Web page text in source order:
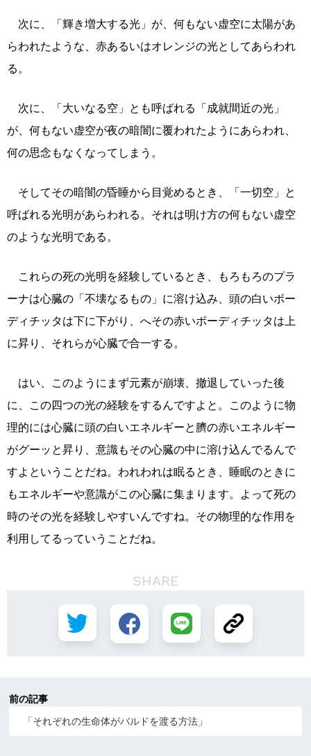
次に、「輝き増大する光」が、何もない虚空に太陽があ
らわれたような、赤あるいはオレンジの光としてあらわれ
る。
次に、「大いなる空」とも呼ばれる「成就間近の光」
が、何もない虚空が夜の暗闇に覆われたようにあらわれ、
何の思念もなくなってしまう。
そしてその暗闇の昏睡から目覚めるとき、「一切空」と
呼ばれる光明があらわれる。それは明け方の何もない虚空
のような光明である。
これらの死の光明を経験しているとき、もろもろのプラ
ーナは心臓の「不壊なるもの」に溶け込み、頭の白いボー
ディチッタは下に下がり、へその赤いボーディチッタは上
に昇り、それらが心臓で合一する。
はい、このようにまず元素が崩壊、撤退していった後
に、この四つの光の経験をするんですよと。このように物
理的には心臓に頭の白いエネルギーと臍の赤いエネルギー
がグーッと昇り、意識もその心臓の中に溶け込んでるんで
すよということだね。われわれは眠るとき、睡眠のときに
もエネルギーや意識がこの心臓に集まります。よって死の
時のその光を経験しやすいんですね。その物理的な作用を
利用してるっていうことだね。
SHARE
前の記事
「それぞれの生命体がバルドを渡る方法」